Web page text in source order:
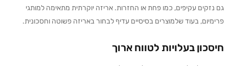
גם נזקים עקיפים, כמו פחת או החזרות. אריזה יוקרתית מתאימה למותגי
פרימיום, בעוד שלמוצרים בסיסיים עדיף לבחור באריזה פשוטה וחסכונית.
חיסכון בעלויות לטווח ארוך